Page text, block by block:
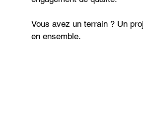
Vous avez un terrain ? Un
en ensemble.